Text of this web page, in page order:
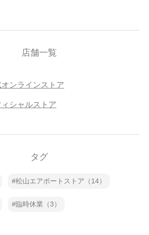
店舗一覧
ンラインストア
シャルストア
タグ
松山エアポートストア（14）
臨時休業（3）